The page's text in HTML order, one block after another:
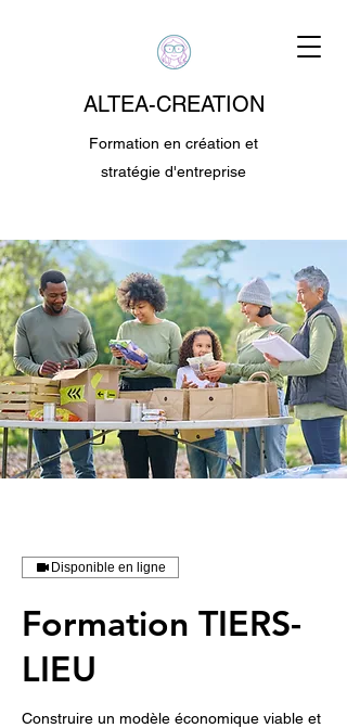
ALTEA-CREATION
Formation en création et
stratégie d'entreprise
Disponible en ligne
Formation TIERS-
LIEU
Construire un modèle économique viable et